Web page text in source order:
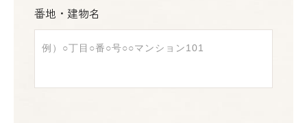
番地・建物名